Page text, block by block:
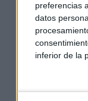
preferencias
datos
inferior de la